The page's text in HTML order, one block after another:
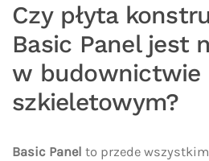
Czy płyta
Basic Panel jest
w budownictwie
szkieletowym?
Basic Panel to przede